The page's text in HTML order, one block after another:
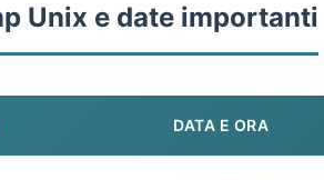
Unix e date importanti
DATA E ORA